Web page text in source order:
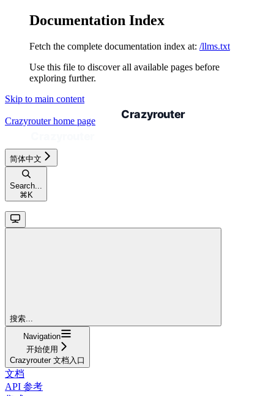
Documentation Index
Fetch the complete documentation index at: /llms.txt
Use this file to discover all available pages before
exploring further.
Skip to main content
Crazyrouterhome page
简体中文
Search...
⌘ K
搜索...
Navigation
开始使用
Crazyrouter 文档入口
文档
API 参考